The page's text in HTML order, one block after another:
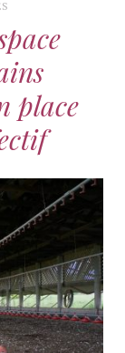
place